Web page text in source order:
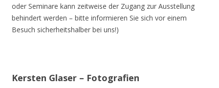
oder Seminare kann zeitweise der Zugang zur Ausstellung
behindert werden – bitte informieren Sie sich vor einem
Besuch sicherheitshalber bei uns!)
Kersten Glaser – Fotografien